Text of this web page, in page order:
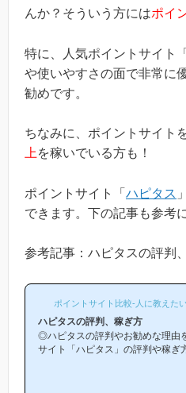
んか？そういう方にはポイ
特に、人気ポイントサイト「
や使いやすさの面で非常に
勧めです。
ちなみに、ポイントサイト
上 を稼いでいる方も！
ポイントサイト「 ハピタス
できます。下の記事も参考
参考記事：ハピタスの評判
ポイントサイト比較-人に教えた
ハピタスの評判、稼ぎ方
◎ハピタスの評判やお勧めな理由
サイト「ハピタス」の評判や稼ぎ